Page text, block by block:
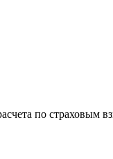
по страховым